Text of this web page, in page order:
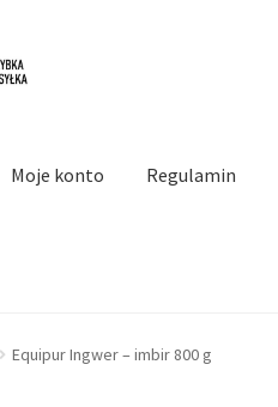
Moje konto Regulamin
Regulamin Twoja prywatność
Equipur Ingwer – imbir 800 g